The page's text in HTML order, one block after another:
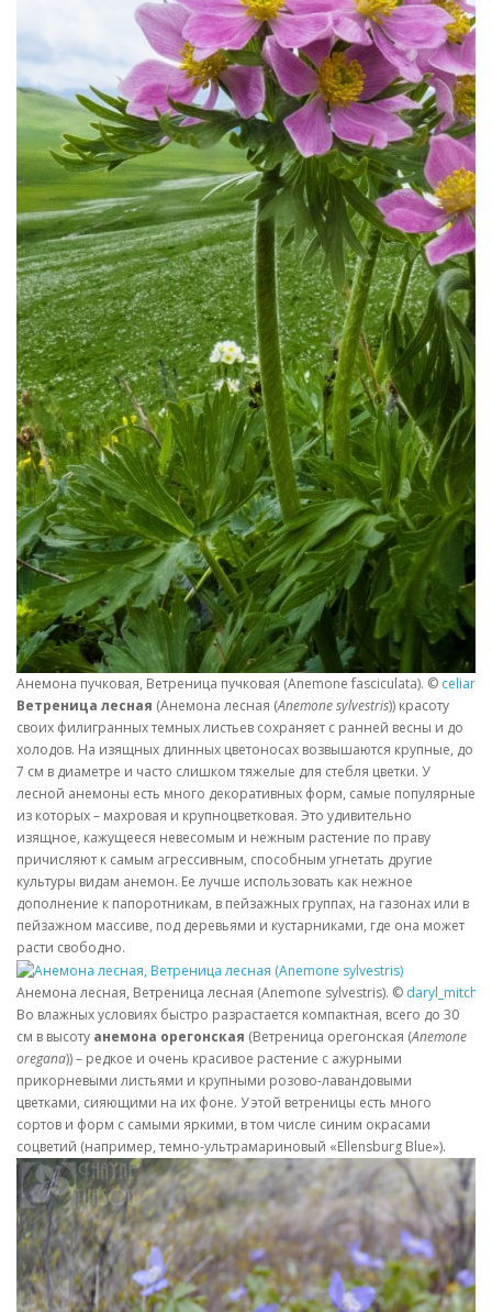
Анемона пучковая, Ветреница пучковая (Anemone fasciculata). ©
Ветреница лесная (Анемона лесная (Anemone sylvestris)) красоту
своих филигранных темных листьев сохраняет с ранней весны и до
холодов. На изящных длинных цветоносах возвышаются крупные, до
7 см в диаметре и часто слишком тяжелые для стебля цветки. У
лесной анемоны есть много декоративных форм, самые популярные
из которых – махровая и крупноцветковая. Это удивительно
изящное, кажущееся невесомым и нежным растение по праву
причисляют к самым агрессивным, способным угнетать другие
культуры видам анемон. Ее лучше использовать как нежное
дополнение к папоротникам, в пейзажных группах, на газонах или в
пейзажном массиве, под деревьями и кустарниками, где она может
расти свободно.
Анемона лесная, Ветреница лесная (Anemone sylvestris). © daryl_mitchell
Во влажных условиях быстро разрастается компактная, всего до 30
см в высоту анемона орегонская (Ветреница орегонская (Anemone
oregana)) – редкое и очень красивое растение с ажурными
прикорневыми листьями и крупными розово-лавандовыми
цветками, сияющими на их фоне. У этой ветреницы есть много
сортов и форм с самыми яркими, в том числе синим окрасами
соцветий (например, темно-ультрамариновый «Ellensburg Blue»).